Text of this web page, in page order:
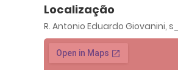
Localização
R. Antonio Eduardo Giovanini,